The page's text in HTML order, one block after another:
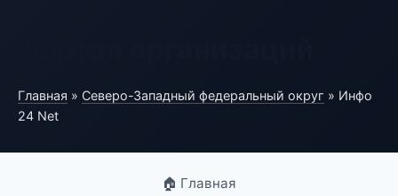
Главная » Северо-Западный федеральный округ » Инфо
24 Net
🏠 Главная